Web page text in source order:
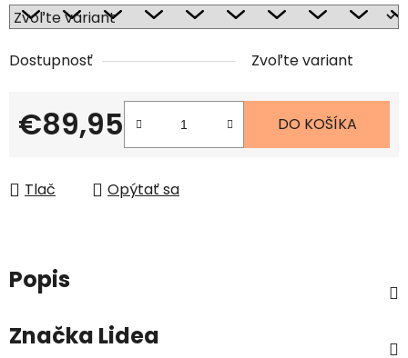
Dostupnosť Zvoľte variant
€89,95
Jednotková cena:
DO KOŠÍKA
Tlač Opýtať sa
Popis
Značka Lidea